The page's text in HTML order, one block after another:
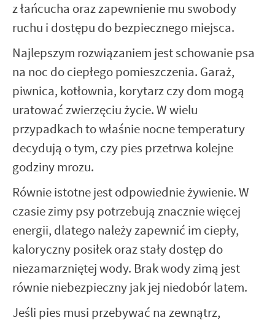
z łańcucha oraz zapewnienie mu swobody
ruchu i dostępu do bezpiecznego miejsca.
Najlepszym rozwiązaniem jest schowanie psa
na noc do ciepłego pomieszczenia. Garaż,
piwnica, kotłownia, korytarz czy dom mogą
uratować zwierzęciu życie. W wielu
przypadkach to właśnie nocne temperatury
decydują o tym, czy pies przetrwa kolejne
godziny mrozu.
Równie istotne jest odpowiednie żywienie. W
czasie zimy psy potrzebują znacznie więcej
energii, dlatego należy zapewnić im ciepły,
kaloryczny posiłek oraz stały dostęp do
niezamarzniętej wody. Brak wody zimą jest
równie niebezpieczny jak jej niedobór latem.
Jeśli pies musi przebywać na zewnątrz,